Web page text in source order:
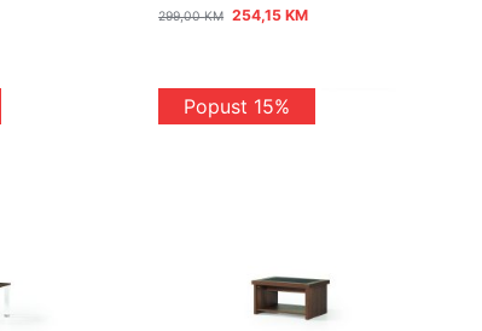
299,00KM 254,15 KM
Popust 15%